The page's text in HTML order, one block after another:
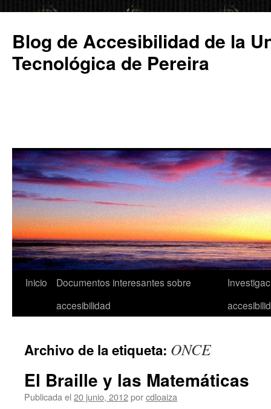
contenido
Blog de Accesibilidad de la
Tecnológica de Pereira
Inicio
Documentos interesantes sobre
accesibilidad
Archivo de la etiqueta: ONCE
El Braille y las Matemáticas
Publicada el 20 junio, 2012porcdloaiza